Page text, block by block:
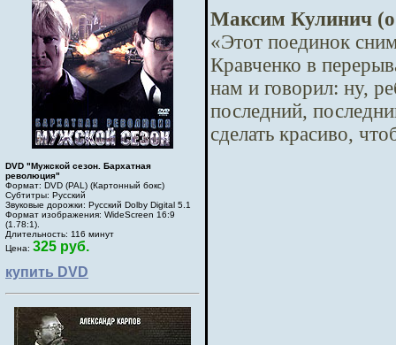
DVD "Мужской сезон. Бархатная
революция"
Формат: DVD (PAL) (Картонный бокс)
Субтитры: Русский
Звуковые дорожки: Русский Dolby Digital 5.1
Формат изображения: WideScreen 16:9
(1.78:1).
Длительность: 116 минут
Цена: 325 руб.
купить DVD
Максим Кулинич (о
«Этот поединок
Кравченко в
нам и говорил: ну,
последний,
сделать красиво,